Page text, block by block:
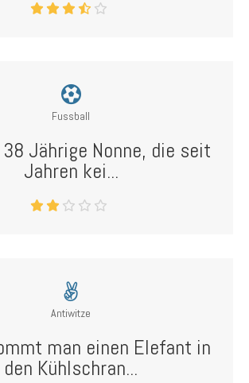
Fussball
38 Jährige Nonne, die seit
Jahren kei...
Antiwitze
man einen Elefant in
den Kühlschran...